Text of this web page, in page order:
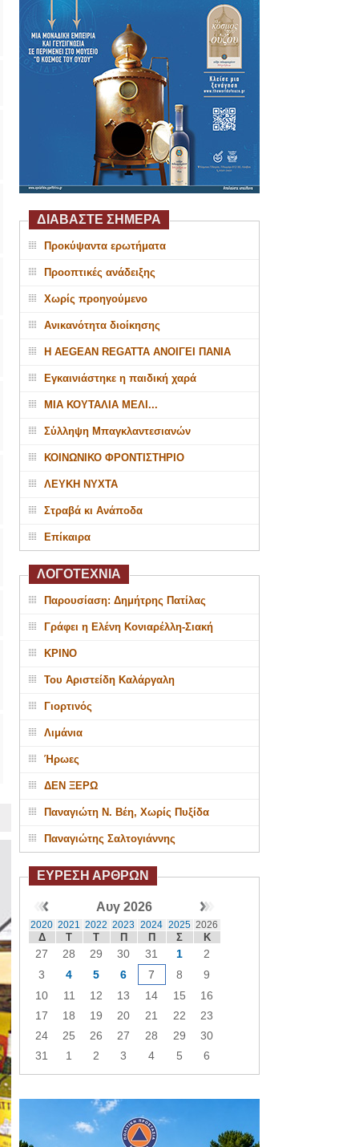
ΔΙΑΒΑΣΤΕ ΣΗΜΕΡΑ
Προκύψαντα ερωτήματα
Προοπτικές ανάδειξης
Χωρίς προηγούμενο
Ανικανότητα διοίκησης
Η AEGEAN REGATTA ΑΝΟΙΓΕΙ ΠΑΝΙΑ
Εγκαινιάστηκε η παιδική χαρά
ΜΙΑ ΚΟΥΤΑΛΙΑ ΜΕΛΙ...
Σύλληψη Μπαγκλαντεσιανών
ΚΟΙΝΩΝΙΚΟ ΦΡΟΝΤΙΣΤΗΡΙΟ
ΛΕΥΚΗ ΝΥΧΤΑ
Στραβά κι Ανάποδα
Επίκαιρα
ΛΟΓΟΤΕΧΝΙΑ
Παρουσίαση: Δημήτρης Πατίλας
Γράφει η Ελένη Κονιαρέλλη-Σιακή
ΚΡΙΝΟ
Του Αριστείδη Καλάργαλη
Γιορτινός
Λιμάνια
Ήρωες
ΔΕΝ ΞΕΡΩ
Παναγιώτη Ν. Βέη, Χωρίς Πυξίδα
Παναγιώτης Σαλτογιάννης
ΕΥΡΕΣΗ ΑΡΘΡΩΝ
Αυγ 2026
2020 2021 2022 2023 2024 2025 2026
Δ Τ Τ Π Π Σ Κ
27 28 29 30 31 1
2
3
4 5 6 7 8
9
10
11 12 13 14 15
16
17
18 19 20 21 22
23
24
25 26 27 28 29
30
31
1 2 3 4 5 6